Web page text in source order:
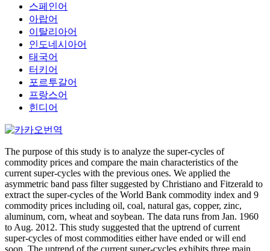
스페인어
아랍어
이탈리아어
인도네시아어
태국어
터키어
포르투갈어
프랑스어
힌디어
The purpose of this study is to analyze the super-cycles of
commodity prices and compare the main characteristics of the
current super-cycles with the previous ones. We applied the
asymmetric band pass filter suggested by Christiano and Fitzerald to
extract the super-cycles of the World Bank commodity index and 9
commodity prices including oil, coal, natural gas, copper, zinc,
aluminum, corn, wheat and soybean. The data runs from Jan. 1960
to Aug. 2012. This study suggested that the uptrend of current
super-cycles of most commodities either have ended or will end
soon. The uptrend of the current super-cycles exhibits three main